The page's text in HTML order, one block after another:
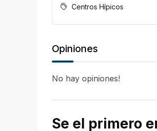
Centros Hípicos
Opiniones
No hay opiniones!
Se el primero